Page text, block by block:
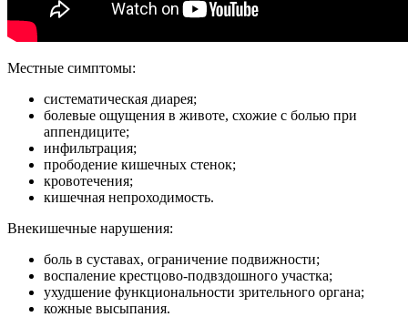
Местные симптомы:
систематическая диарея;
болевые ощущения в животе, схожие с болью при
аппендиците;
инфильтрация;
прободение кишечных стенок;
кровотечения;
кишечная непроходимость.
Внекишечные нарушения:
боль в суставах, ограничение подвижности;
воспаление крестцово-подвздошного участка;
ухудшение функциональности зрительного органа;
кожные высыпания.